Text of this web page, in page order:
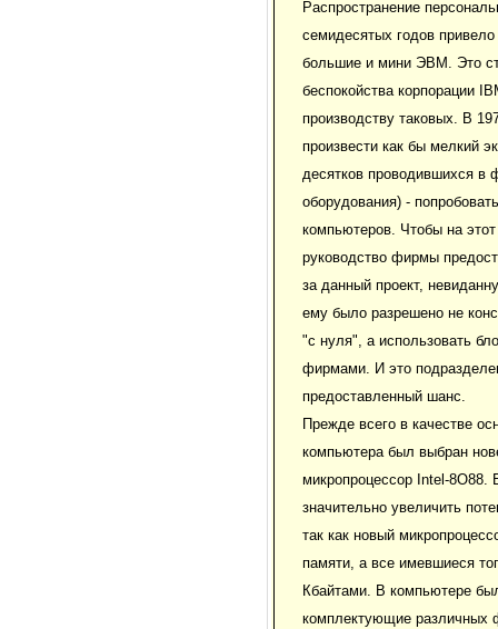
Распространение
семидесятых годов
большие и мини ЭВМ. Это
беспокойства корпорации
производству таковых. В
произвести как бы мелкий
десятков проводившихся в
оборудования) -
компьютеров. Чтобы на
руководство фирмы
за данный проект,
ему было разрешено не
"с нуля", а использовать
фирмами. И это
предоставленный шанс.
Прежде всего в качестве
компьютера был выбран
микропроцессор Intel-8О88.
значительно увеличить
так как новый
памяти, а все имевшиеся
Кбайтами. В компьютере
комплектующие различных